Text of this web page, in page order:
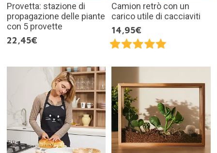
Provetta: stazione di
propagazione delle piante
con 5 provette
22,45€
Camion retrò con un
carico utile di cacciaviti
14,95€